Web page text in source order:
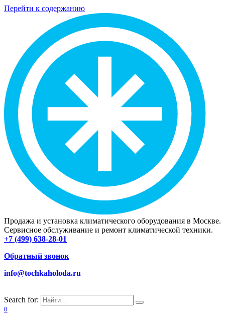
Перейти к содержанию
Продажа и установка климатического оборудования в Москве.
Сервисное обслуживание и ремонт климатической техники.
+7 (499) 638-28-01
Обратный звонок
info@tochkaholoda.ru
Search for:
0